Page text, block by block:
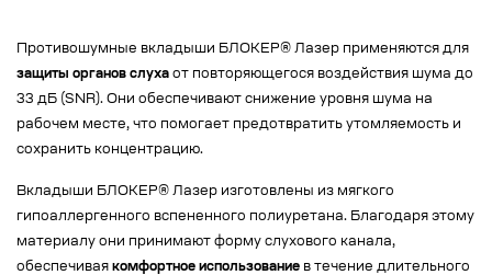
Противошумные вкладыши БЛОКЕР® Лазер применяются для
защиты органов слуха от повторяющегося воздействия шума до
33 дБ (SNR). Они обеспечивают снижение уровня шума на
рабочем месте, что помогает предотвратить утомляемость и
сохранить концентрацию.
Вкладыши БЛОКЕР® Лазер изготовлены из мягкого
гипоаллергенного вспененного полиуретана. Благодаря этому
материалу они принимают форму слухового канала,
обеспечивая комфортное использование в течение длительного